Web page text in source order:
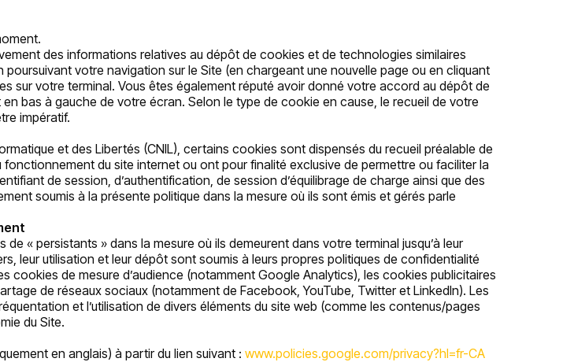
des informations relatives au dépôt de cookies et de technologies similaires
votre navigation sur le Site (en chargeant une nouvelle page ou en cliquant
sur votre terminal. Vous êtes également réputé avoir donné votre accord au dépôt de
bas à gauche de votre écran. Selon le type de cookie en cause, le recueil de votre
impératif.
et des Libertés (CNIL), certains cookies sont dispensés du recueil préalable de
du site internet ou ont pour finalité exclusive de permettre ou faciliter la
de session, d’authentification, de session d’équilibrage de charge ainsi que des
soumis à la présente politique dans la mesure où ils sont émis et gérés parle
« persistants » dans la mesure où ils demeurent dans votre terminal jusqu’à leur
leur utilisation et leur dépôt sont soumis à leurs propres politiques de confidentialité
de mesure d’audience (notamment Google Analytics), les cookies publicitaires
de réseaux sociaux (notamment de Facebook, YouTube, Twitter et LinkedIn). Les
et l’utilisation de divers éléments du site web (comme les contenus/pages
du Site.
en anglais) à partir du lien suivant :www.policies.google.com/privacy?hl=fr-CA